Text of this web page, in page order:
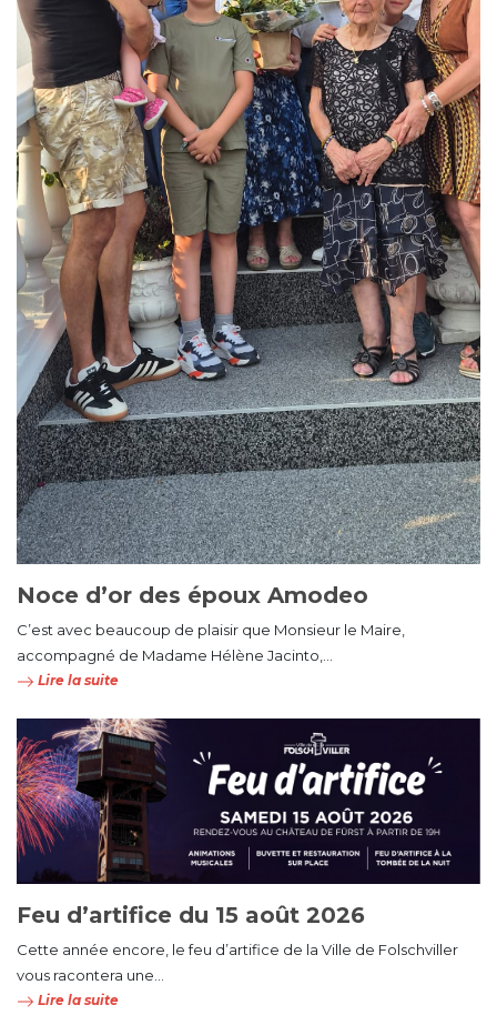
Noce d’or des époux Amodeo
C’est avec beaucoup de plaisir que Monsieur le Maire,
accompagné de Madame Hélène Jacinto,...
Lire la suite
Feu d’artifice du 15 août 2026
Cette année encore, le feu d’artifice de la Ville de Folschviller
vous racontera une...
Lire la suite